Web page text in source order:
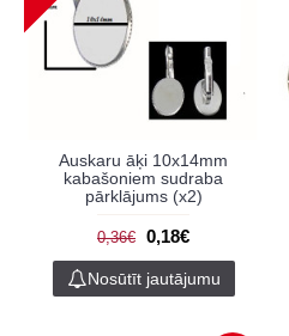
Auskaru āķi 10x14mm
kabašoniem sudraba
pārklājums (x2)
0,36€ 0,18€
Nosūtīt jautājumu